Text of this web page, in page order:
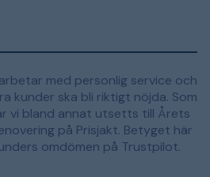
med personlig service och
kunder ska bli riktigt nöjda. Som
vi bland annat utsetts till Årets
på Prisjakt. Betyget här
omdömen på Trustpilot.